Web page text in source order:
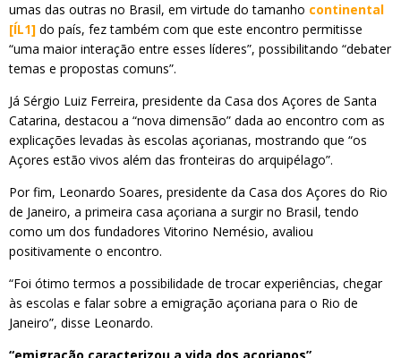
umas das outras no Brasil, em virtude do tamanho continental
[ÍL1] do país, fez também com que este encontro permitisse
“uma maior interação entre esses líderes”, possibilitando “debater
temas e propostas comuns”.
Já Sérgio Luiz Ferreira, presidente da Casa dos Açores de Santa
Catarina, destacou a “nova dimensão” dada ao encontro com as
explicações levadas às escolas açorianas, mostrando que “os
Açores estão vivos além das fronteiras do arquipélago”.
Por fim, Leonardo Soares, presidente da Casa dos Açores do Rio
de Janeiro, a primeira casa açoriana a surgir no Brasil, tendo
como um dos fundadores Vitorino Nemésio, avaliou
positivamente o encontro.
“Foi ótimo termos a possibilidade de trocar experiências, chegar
às escolas e falar sobre a emigração açoriana para o Rio de
Janeiro”, disse Leonardo.